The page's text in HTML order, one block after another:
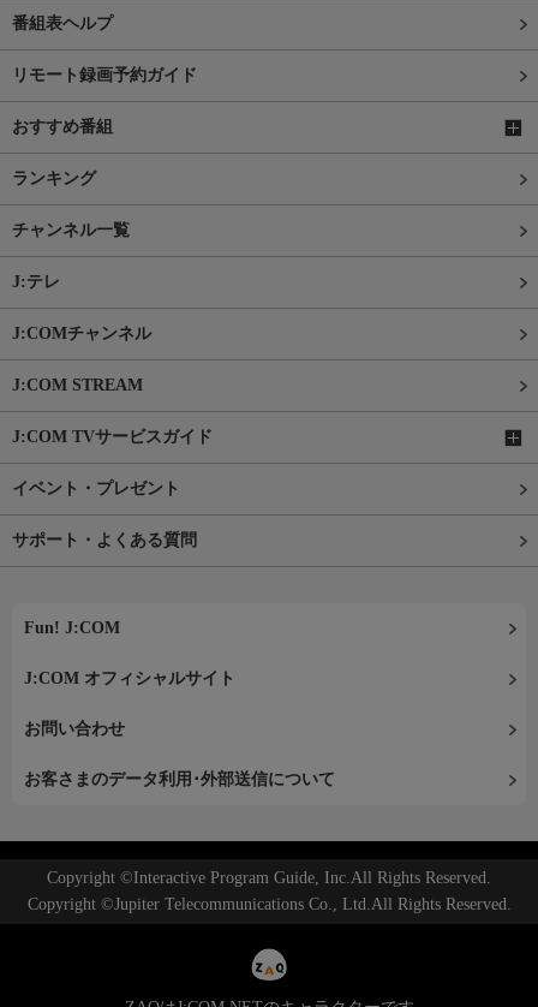
番組表ヘルプ
リモート録画予約ガイド
おすすめ番組
ランキング
チャンネル一覧
J:テレ
J:COMチャンネル
J:COM STREAM
J:COM TVサービスガイド
イベント・プレゼント
サポート・よくある質問
Fun! J:COM
J:COM オフィシャルサイト
お問い合わせ
お客さまのデータ利用･外部送信について
Copyright ©Interactive Program Guide, Inc.All Rights Reserved.
Copyright ©Jupiter Telecommunications Co., Ltd.All Rights Reserved.